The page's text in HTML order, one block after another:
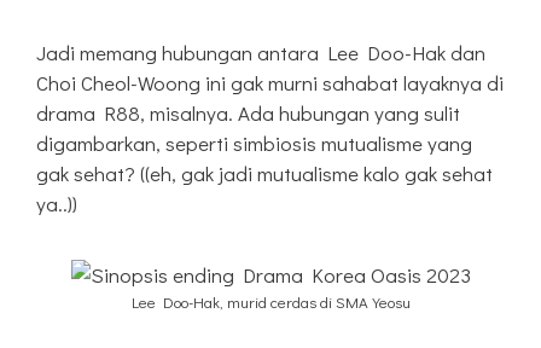
Jadi memang hubungan antara Lee Doo-Hak dan
Choi Cheol-Woong ini gak murni sahabat layaknya di
drama R88, misalnya. Ada hubungan yang sulit
digambarkan, seperti simbiosis mutualisme yang
gak sehat? ((eh, gak jadi mutualisme kalo gak sehat
ya..))
Lee Doo-Hak, murid cerdas di SMA Yeosu